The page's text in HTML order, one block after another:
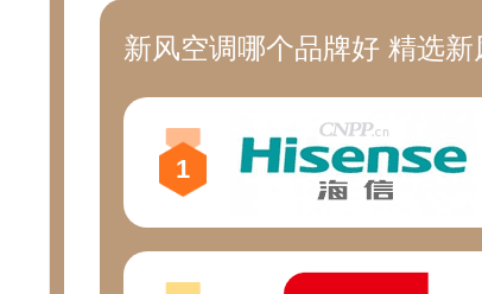
新风空调哪个品牌好 精选